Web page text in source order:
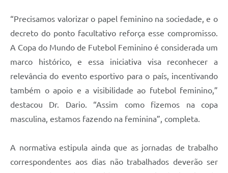
“Precisamos valorizar o papel feminino na sociedade, e o
decreto do ponto facultativo reforça esse compromisso.
A Copa do Mundo de Futebol Feminino é considerada um
marco histórico, e essa iniciativa visa reconhecer a
relevância do evento esportivo para o país, incentivando
também o apoio e a visibilidade ao futebol feminino,”
destacou Dr. Dario. “Assim como fizemos na copa
masculina, estamos fazendo na feminina”, completa.
A normativa estipula ainda que as jornadas de trabalho
correspondentes aos dias não trabalhados deverão ser